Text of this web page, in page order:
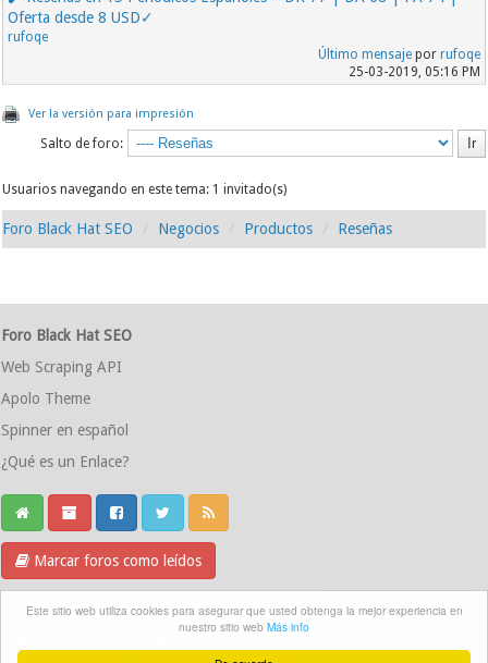
Este sitio web utiliza cookies para asegurar que usted obtenga la mejor experiencia en
nuestro sitio web Más info
Oferta desde 8 USD✓
rufoqe
Último mensajepor rufoqe
25-03-2019, 05:16 PM
Ver la versión para impresión
Salto de foro:
Usuarios navegando en este tema: 1 invitado(s)
Foro Black Hat SEO Negocios Productos Reseñas
Foro Black Hat SEO
Web Scraping API
Apolo Theme
Spinner en español
¿Qué es un Enlace?
Marcar foros como leídos
Grupo Telegram